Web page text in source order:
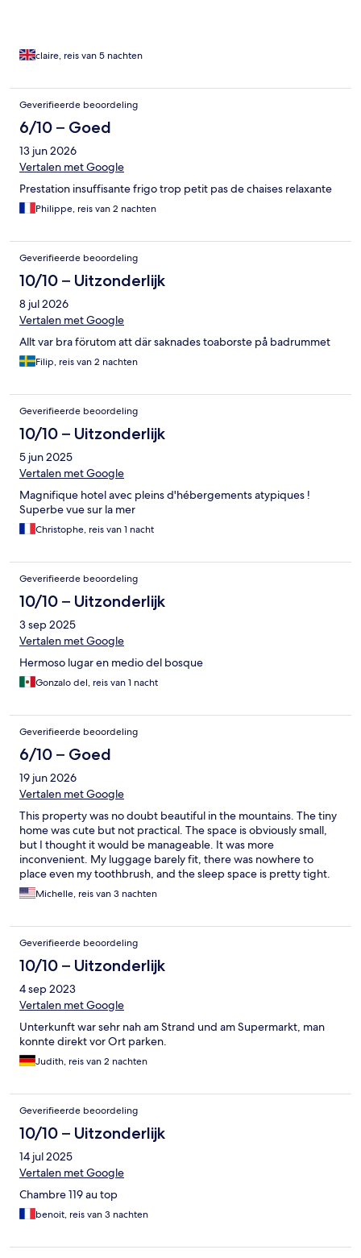
claire, reis van 5 nachten
Geverifieerde beoordeling
6/10 – Goed
13 jun 2026
Vertalen met Google
Prestation insuffisante frigo trop petit pas de chaises relaxante
Philippe, reis van 2 nachten
Geverifieerde beoordeling
10/10 – Uitzonderlijk
8 jul 2026
Vertalen met Google
Allt var bra förutom att där saknades toaborste på badrummet
Filip, reis van 2 nachten
Geverifieerde beoordeling
10/10 – Uitzonderlijk
5 jun 2025
Vertalen met Google
Magnifique hotel avec pleins d'hébergements atypiques !
Superbe vue sur la mer
Christophe, reis van 1 nacht
Geverifieerde beoordeling
10/10 – Uitzonderlijk
3 sep 2025
Vertalen met Google
Hermoso lugar en medio del bosque
Gonzalo del, reis van 1 nacht
Geverifieerde beoordeling
6/10 – Goed
19 jun 2026
Vertalen met Google
This property was no doubt beautiful in the mountains. The tiny
home was cute but not practical. The space is obviously small,
but I thought it would be manageable. It was more
inconvenient. My luggage barely fit, there was nowhere to
place even my toothbrush, and the sleep space is pretty tight.
Might be fun for kids, but too tiny for two adults.
Michelle, reis van 3 nachten
Geverifieerde beoordeling
10/10 – Uitzonderlijk
4 sep 2023
Vertalen met Google
Unterkunft war sehr nah am Strand und am Supermarkt, man
konnte direkt vor Ort parken.
Judith, reis van 2 nachten
Geverifieerde beoordeling
10/10 – Uitzonderlijk
14 jul 2025
Vertalen met Google
Chambre 119 au top
benoit, reis van 3 nachten